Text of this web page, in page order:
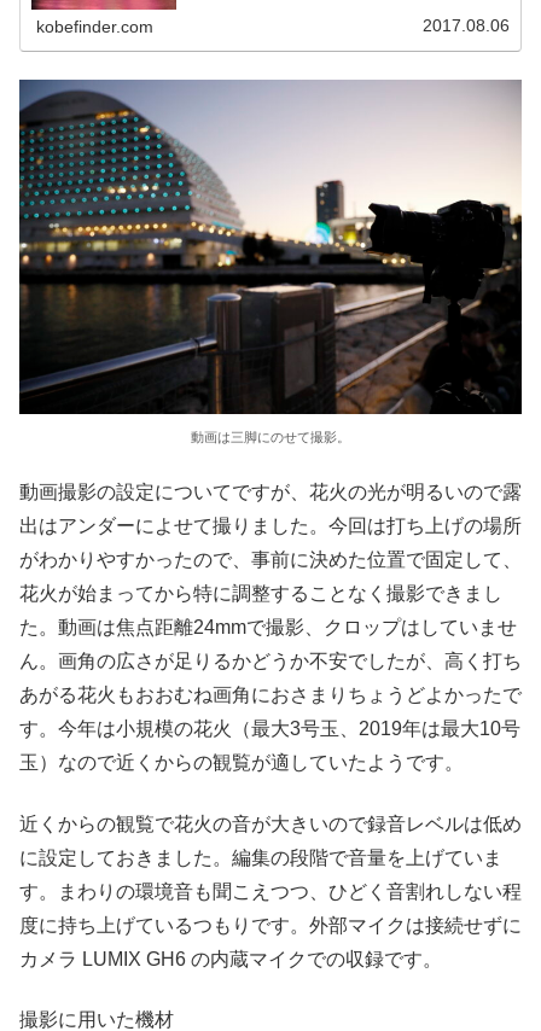
kobefinder.com 2017.08.06
動画は三脚にのせて撮影。
動画撮影の設定についてですが、花火の光が明るいので露
出はアンダーによせて撮りました。今回は打ち上げの場所
がわかりやすかったので、事前に決めた位置で固定して、
花火が始まってから特に調整することなく撮影できまし
た。動画は焦点距離24mmで撮影、クロップはしていませ
ん。画角の広さが足りるかどうか不安でしたが、高く打ち
あがる花火もおおむね画角におさまりちょうどよかったで
す。今年は小規模の花火（最大3号玉、2019年は最大10号
玉）なので近くからの観覧が適していたようです。
近くからの観覧で花火の音が大きいので録音レベルは低め
に設定しておきました。編集の段階で音量を上げていま
す。まわりの環境音も聞こえつつ、ひどく音割れしない程
度に持ち上げているつもりです。外部マイクは接続せずに
カメラ LUMIX GH6 の内蔵マイクでの収録です。
撮影に用いた機材